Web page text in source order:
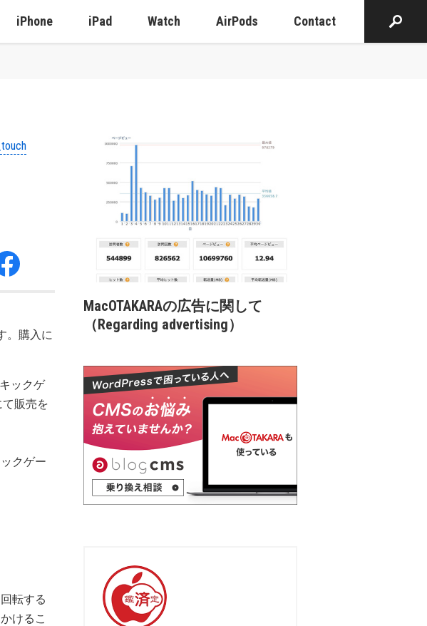
iPhone iPad Watch AirPods Contact
。購入に
ックゲ
て販売を
クゲー
転する
けるこ
MacOTAKARAの広告に関して
（Regarding advertising）